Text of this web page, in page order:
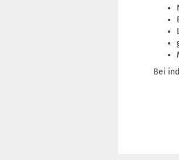
Bei